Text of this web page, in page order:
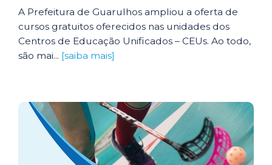
A Prefeitura de Guarulhos ampliou a oferta de
cursos gratuitos oferecidos nas unidades dos
Centros de Educação Unificados – CEUs. Ao todo,
são mai... [saiba mais]